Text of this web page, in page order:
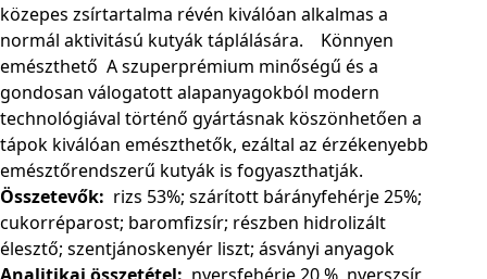
közepes zsírtartalma révén kiválóan alkalmas a
normál aktivitású kutyák táplálására.
Könnyen
emészthető A szuperprémium minőségű és a
gondosan válogatott alapanyagokból modern
technológiával történő gyártásnak köszönhetően a
tápok kiválóan emészthetők, ezáltal az érzékenyebb
emésztőrendszerű kutyák is fogyaszthatják.
Összetevők: rizs 53%; szárított bárányfehérje 25%;
cukorréparost; baromfizsír; részben hidrolizált
élesztő; szentjánoskenyér liszt; ásványi anyagok